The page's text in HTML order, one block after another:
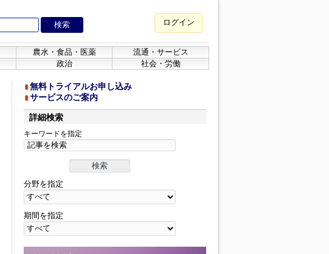
ログイン
農水・食品・医薬
流通・サービス
政治 社会・労働
無料トライアルお申し込み
サービスのご案内
詳細検索
キーワードを指定
分野を指定
期間を指定